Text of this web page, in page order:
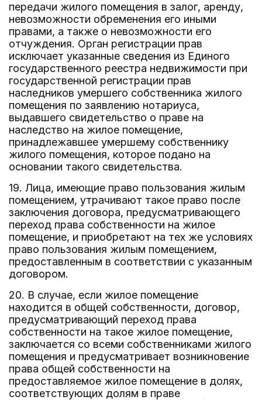
передачи жилого помещения в залог, аренду,
невозможности обременения его иными
правами, а также о невозможности его
отчуждения. Орган регистрации прав
исключает указанные сведения из Единого
государственного реестра недвижимости при
государственной регистрации прав
наследников умершего собственника жилого
помещения по заявлению нотариуса,
выдавшего свидетельство о праве на
наследство на жилое помещение,
принадлежавшее умершему собственнику
жилого помещения, которое подано на
основании такого свидетельства.
19. Лица, имеющие право пользования жилым
помещением, утрачивают такое право после
заключения договора, предусматривающего
переход права собственности на жилое
помещение, и приобретают на тех же условиях
право пользования жилым помещением,
предоставленным в соответствии с указанным
договором.
20. В случае, если жилое помещение
находится в общей собственности, договор,
предусматривающий переход права
собственности на такое жилое помещение,
заключается со всеми собственниками жилого
помещения и предусматривает возникновение
права общей собственности на
предоставляемое жилое помещение в долях,
соответствующих долям в праве